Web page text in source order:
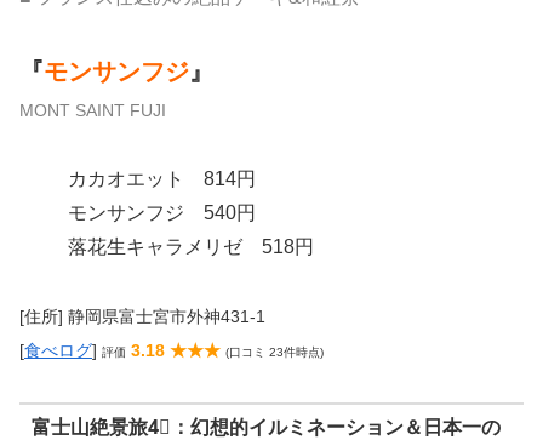
『モンサンフジ』
MONT SAINT FUJI
カカオエット 814円
モンサンフジ 540円
落花生キャラメリゼ 518円
[住所] 静岡県富士宮市外神431-1
[食べログ] 評価 3.18 ★★★ (口コミ 23件時点)
富士山絶景旅4⃣：幻想的イルミネーション＆日本一の